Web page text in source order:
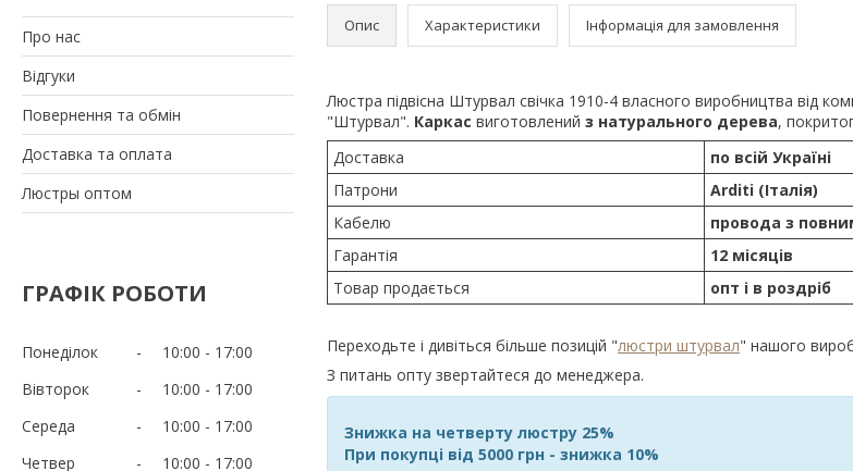
Про нас
Відгуки
Повернення та обмін
Доставка та оплата
Люстры оптом
ГРАФІК РОБОТИ
Понеділок 10:00
17:00
Вівторок
10:00
17:00
Середа
10:00
17:00
Четвер
10:00
17:00
Опис Характеристики Інформація для замовлення
Люстра підвісна Штурвал свічка 1910-4 власного виробництва від
"Штурвал". Каркас виготовлений з натурального дерева,
Доставка
по всій Україні
Патрони
Arditi (Італія)
Кабелю
провода з
Гарантія
12 місяців
Товар продається
опт і в роздріб
Переходьте і дивіться більше позицій "люстри штурвал" нашого
З питань опту звертайтеся до менеджера.
Знижка на четверту люстру 25%
При покупці від 5000 грн - знижка 10%